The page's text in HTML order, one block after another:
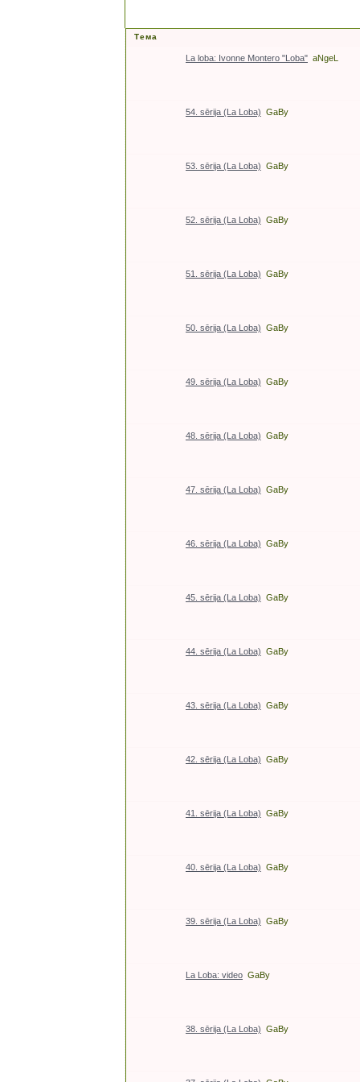
Тема
La loba: Ivonne Montero "Loba" aNgeL
54. sērija (La Loba) GaBy
53. sērija (La Loba) GaBy
52. sērija (La Loba) GaBy
51. sērija (La Loba) GaBy
50. sērija (La Loba) GaBy
49. sērija (La Loba) GaBy
48. sērija (La Loba) GaBy
47. sērija (La Loba) GaBy
46. sērija (La Loba) GaBy
45. sērija (La Loba) GaBy
44. sērija (La Loba) GaBy
43. sērija (La Loba) GaBy
42. sērija (La Loba) GaBy
41. sērija (La Loba) GaBy
40. sērija (La Loba) GaBy
39. sērija (La Loba) GaBy
La Loba: video GaBy
38. sērija (La Loba) GaBy